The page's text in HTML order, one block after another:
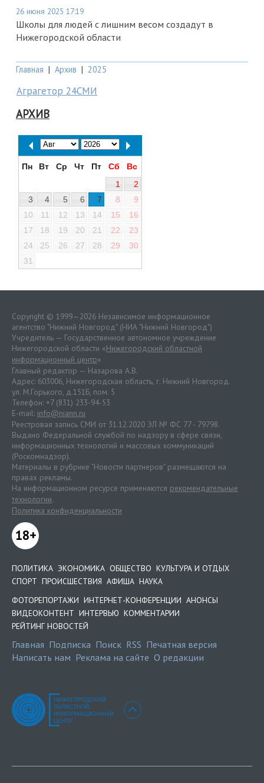
26 июня 2025 17:19
Школы для людей с лишним весом создадут в
Нижегородской области
Главная | Архив | 2025
Аграгетор 24СМИ
АРХИВ
Пн Вт Ср Чт Пт Сб
Вс
1
2
3
4 5 6 7 8
9
10
11 12 13 14 15
16
17
18 19 20 21 22
23
24
25 26 27 28 29
30
31
Copyright © 1999—2026 Независимое информационное
агентство "Нижний Новгород" (НИА "Нижний Новгород")
Учредитель — Государственное автономное учреждение
Нижегородской области «Нижегородский областной
информационный центр»
Главный редактор — Назарова А.В.
Адрес: 603006, Нижегородская область, г. Нижний Новгород.
ул. М.Горького, д.151Б, пом. 5
Телефон: +7 (831) 233-94-53
E-mail: info@niann.ru
Реестровая запись СМИ от 31.12.2020 ЭЛ № ФС 77 - 79798.
Выдано Федеральной службой по надзору в сфере связи,
информационных технологий и массовых коммуникаций
(Роскомнадзор).
Материалы в рубрике "Новости партнеров" размещаются на
правах рекламы.
На информационном ресурсе применяются рекомендательные
технологии.
Политика конфиденциальности
18+
ПОЛИТИКА ЭКОНОМИКА ОБЩЕСТВО КУЛЬТУРА И ОТДЫХ
СПОРТ ПРОИСШЕСТВИЯ АФИША НАУКА
ФОТОРЕПОРТАЖИ ИНТЕРНЕТ-КОНФЕРЕНЦИИ АНОНСЫ
ВИДЕОКОНТЕНТ ИНТЕРВЬЮ КОММЕНТАРИИ
РЕЙТИНГ НОВОСТЕЙ
Главная Подписка Поиск RSS Печатная версия
Написать нам Реклама на сайте О редакции